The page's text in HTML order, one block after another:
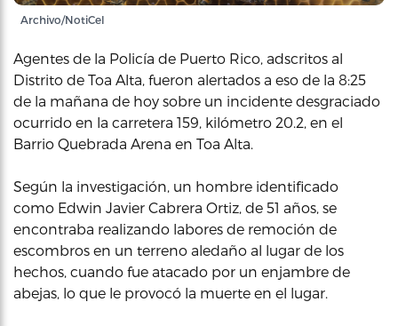
Archivo/NotiCel
Agentes de la Policía de Puerto Rico, adscritos al
Distrito de Toa Alta, fueron alertados a eso de la 8:25
de la mañana de hoy sobre un incidente desgraciado
ocurrido en la carretera 159, kilómetro 20.2, en el
Barrio Quebrada Arena en Toa Alta.
Según la investigación, un hombre identificado
como Edwin Javier Cabrera Ortiz, de 51 años, se
encontraba realizando labores de remoción de
escombros en un terreno aledaño al lugar de los
hechos, cuando fue atacado por un enjambre de
abejas, lo que le provocó la muerte en el lugar.